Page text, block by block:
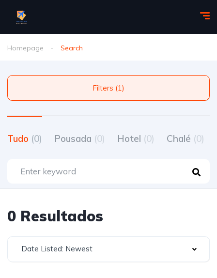
Homepage Search
Filters (1)
Tudo (0) Pousada (0) Hotel (0) Chalé (0)
0 Resultados
Date Listed: Newest